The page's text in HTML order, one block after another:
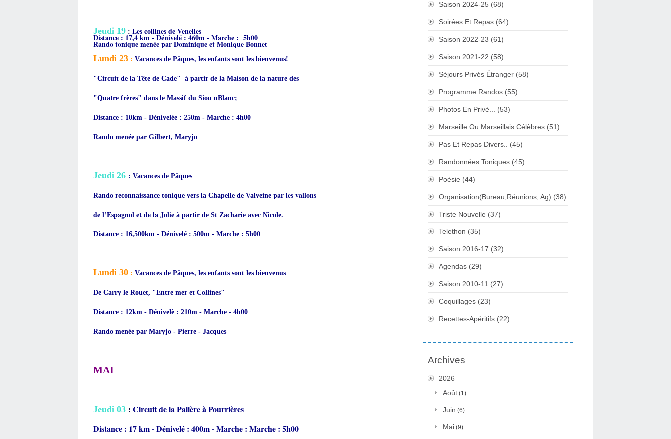
Jeudi 19 : Les collines de Venelles
Distance : 17,4 km - Dénivelé : 460m - Marche : 5h00
Rando tonique menée par Dominique et Monique Bonnet
Lundi 23 : Vacances de Pâques, les enfants sont les bienvenus!
"Circuit de la Tête de Cade" à partir de la Maison de la nature des
"Quatre frères" dans le Massif du Siou nBlanc;
Distance : 10km - Dénivelée : 250m - Marche : 4h00
Rando menée par Gilbert, Maryjo
Jeudi 26 : Vacances de Pâques
Rando reconnaissance tonique vers la Chapelle de Valveine par les vallons
de l’Espagnol et de la Jolie à partir de St Zacharie avec Nicole.
Distance : 16,500km - Dénivelé : 500m - Marche : 5h00
Lundi 30 : Vacances de Pâques, les enfants sont les bienvenus
De Carry le Rouet, "Entre mer et Collines"
Distance : 12km - Dénivelè : 210m - Marche - 4h00
Rando menée par Maryjo - Pierre - Jacques
MAI
Jeudi 03 : Circuit de la Palière à Pourrières
Distance : 17 km - Dénivelé : 400m - Marche : Marche : 5h00
Saison 2024-25 (68)
Soirées Et Repas (64)
Saison 2022-23 (61)
Saison 2021-22 (58)
Séjours Privés Étranger (58)
Programme Randos (55)
Photos En Privé... (53)
Marseille Ou Marseillais Célèbres (51)
Pas Et Repas Divers.. (45)
Randonnées Toniques (45)
Poésie (44)
Organisation(Bureau,Réunions, Ag) (38)
Triste Nouvelle (37)
Telethon (35)
Saison 2016-17 (32)
Agendas (29)
Saison 2010-11 (27)
Coquillages (23)
Recettes-Apéritifs (22)
Archives
2026
Août (1)
Juin (6)
Mai (9)